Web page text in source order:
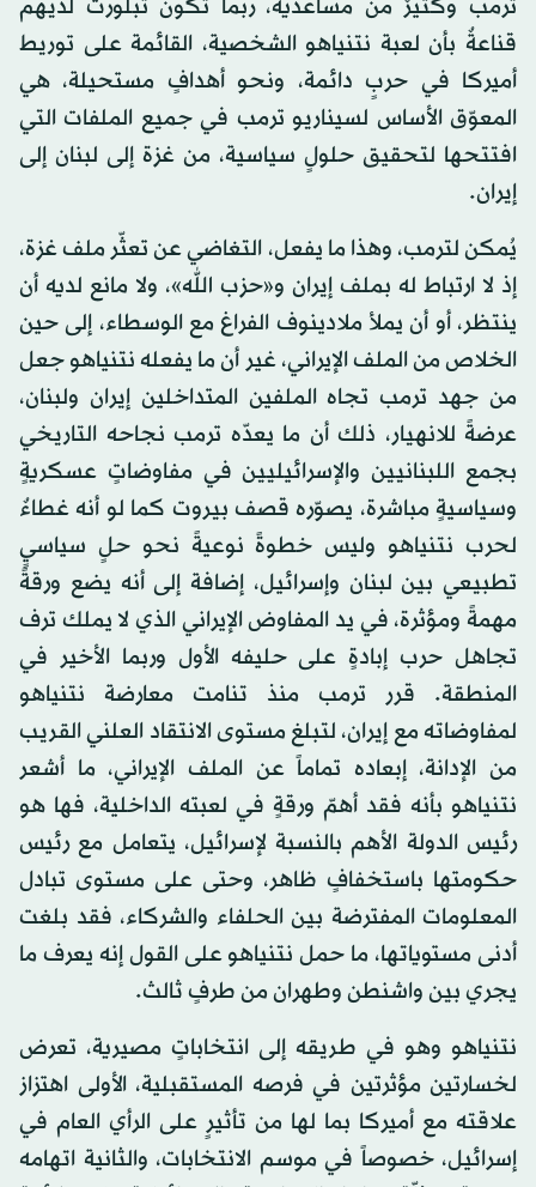
ترمب وكثيرٌ من مساعديه، ربما تكون تبلورت لديهم
قناعةٌ بأن لعبة نتنياهو الشخصية، القائمة على توريط
أميركا في حربٍ دائمة، ونحو أهدافٍ مستحيلة، هي
المعوّق الأساس لسيناريو ترمب في جميع الملفات التي
افتتحها لتحقيق حلولٍ سياسية، من غزة إلى لبنان إلى
إيران.
يُمكن لترمب، وهذا ما يفعل، التغاضي عن تعثّر ملف غزة،
إذ لا ارتباط له بملف إيران و«حزب الله»، ولا مانع لديه أن
ينتظر، أو أن يملأ ملادينوف الفراغ مع الوسطاء، إلى حين
الخلاص من الملف الإيراني، غير أن ما يفعله نتنياهو جعل
من جهد ترمب تجاه الملفين المتداخلين إيران ولبنان،
عرضةً للانهيار، ذلك أن ما يعدّه ترمب نجاحه التاريخي
بجمع اللبنانيين والإسرائيليين في مفاوضاتٍ عسكريةٍ
وسياسيةٍ مباشرة، يصوّره قصف بيروت كما لو أنه غطاءٌ
لحرب نتنياهو وليس خطوةً نوعيةً نحو حلٍ سياسيٍ
تطبيعي بين لبنان وإسرائيل، إضافة إلى أنه يضع ورقةً
مهمةً ومؤثرة، في يد المفاوض الإيراني الذي لا يملك ترف
تجاهل حرب إبادةٍ على حليفه الأول وربما الأخير في
المنطقة. قرر ترمب منذ تنامت معارضة نتنياهو
لمفاوضاته مع إيران، لتبلغ مستوى الانتقاد العلني القريب
من الإدانة، إبعاده تماماً عن الملف الإيراني، ما أشعر
نتنياهو بأنه فقد أهمّ ورقةٍ في لعبته الداخلية، فها هو
رئيس الدولة الأهم بالنسبة لإسرائيل، يتعامل مع رئيس
حكومتها باستخفافٍ ظاهر، وحتى على مستوى تبادل
المعلومات المفترضة بين الحلفاء والشركاء، فقد بلغت
أدنى مستوياتها، ما حمل نتنياهو على القول إنه يعرف ما
يجري بين واشنطن وطهران من طرفٍ ثالث.
نتنياهو وهو في طريقه إلى انتخاباتٍ مصيرية، تعرض
لخسارتين مؤثرتين في فرصه المستقبلية، الأولى اهتزاز
علاقته مع أميركا بما لها من تأثيرٍ على الرأي العام في
إسرائيل، خصوصاً في موسم الانتخابات، والثانية اتهامه